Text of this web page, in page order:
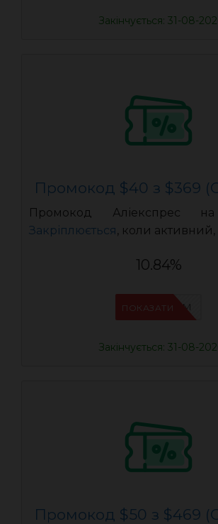
Закінчується: 31-08-
Промокод $40 з $369
Промокод Аліекспрес
Закріплюється, коли активний,
10.84%
IFP33WRM
ПОКАЗАТИ
Закінчується: 31-08-
Промокод $50 з $469